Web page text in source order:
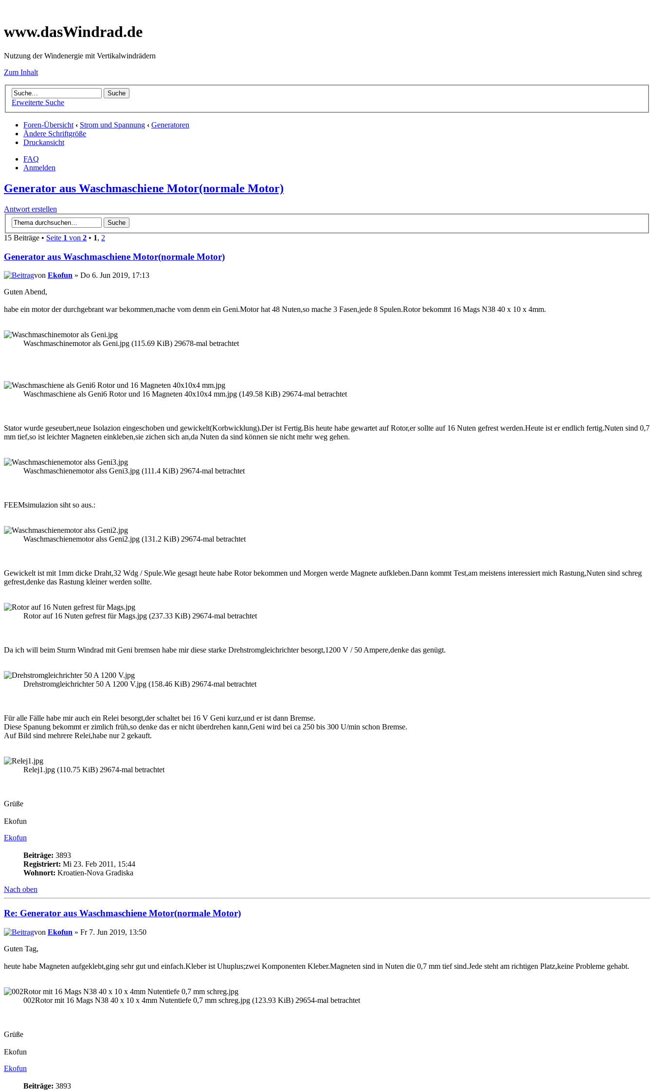
www.dasWindrad.de
Nutzung der Windenergie mit Vertikalwindrädern
Zum Inhalt
Erweiterte Suche
Foren-Übersicht ‹ Strom und Spannung ‹ Generatoren
Ändere Schriftgröße
Druckansicht
FAQ
Anmelden
Generator aus Waschmaschiene Motor(normale Motor)
Antwort erstellen
15 Beiträge • Seite 1 von 2 • 1, 2
Generator aus Waschmaschiene Motor(normale Motor)
von Ekofun » Do 6. Jun 2019, 17:13
Guten Abend,
habe ein motor der durchgebrant war bekommen,mache vom denm ein Geni.Motor hat 48 Nuten,so mache 3 Fasen,jede 8 Spulen.Rotor bekommt 16 Mags N38 40 x 10 x 4mm.
Waschmaschinemotor als Geni.jpg (115.69 KiB) 29678-mal betrachtet
Waschmaschiene als Geni6 Rotor und 16 Magneten 40x10x4 mm.jpg (149.58 KiB) 29674-mal betrachtet
Stator wurde geseubert,neue Isolazion eingeschoben und gewickelt(Korbwicklung).Der ist Fertig.Bis heute habe gewartet auf Rotor,er sollte auf 16 Nuten gefrest werden.Heute ist er endlich fertig.Nuten sind 0,7
mm tief,so ist leichter Magneten einkleben,sie zichen sich an,da Nuten da sind können sie nicht mehr weg gehen.
Waschmaschienemotor alss Geni3.jpg (111.4 KiB) 29674-mal betrachtet
FEEMsimulazion siht so aus.:
Waschmaschienemotor alss Geni2.jpg (131.2 KiB) 29674-mal betrachtet
Gewickelt ist mit 1mm dicke Draht,32 Wdg / Spule.Wie gesagt heute habe Rotor bekommen und Morgen werde Magnete aufkleben.Dann kommt Test,am meistens interessiert mich Rastung,Nuten sind schreg
gefrest,denke das Rastung kleiner werden sollte.
Rotor auf 16 Nuten gefrest für Mags.jpg (237.33 KiB) 29674-mal betrachtet
Da ich will beim Sturm Windrad mit Geni bremsen habe mir diese starke Drehstromgleichrichter besorgt,1200 V / 50 Ampere,denke das genügt.
Drehstromgleichrichter 50 A 1200 V.jpg (158.46 KiB) 29674-mal betrachtet
Für alle Fälle habe mir auch ein Relei besorgt,der schaltet bei 16 V Geni kurz,und er ist dann Bremse.
Diese Spanung bekommt er zimlich früh,so denke das er nicht überdrehen kann,Geni wird bei ca 250 bis 300 U/min schon Bremse.
Auf Bild sind mehrere Relei,habe nur 2 gekauft.
Relej1.jpg (110.75 KiB) 29674-mal betrachtet
Grüße
Ekofun
Ekofun
Beiträge: 3893
Registriert: Mi 23. Feb 2011, 15:44
Wohnort: Kroatien-Nova Gradiska
Nach oben
Re: Generator aus Waschmaschiene Motor(normale Motor)
von Ekofun » Fr 7. Jun 2019, 13:50
Guten Tag,
heute habe Magneten aufgeklebt,ging sehr gut und einfach.Kleber ist Uhuplus;zwei Komponenten Kleber.Magneten sind in Nuten die 0,7 mm tief sind.Jede steht am richtigen Platz,keine Probleme gehabt.
002Rotor mit 16 Mags N38 40 x 10 x 4mm Nutentiefe 0,7 mm schreg.jpg (123.93 KiB) 29654-mal betrachtet
Grüße
Ekofun
Ekofun
Beiträge: 3893